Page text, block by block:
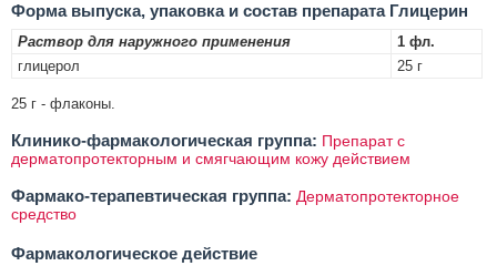
Форма выпуска, упаковка и состав препарата Глицерин
Раствор для наружного применения
1 фл.
глицерол
25 г
25 г - флаконы.
Клинико-фармакологическая группа: Препарат с
дерматопротекторным и смягчающим кожу действием
Фармако-терапевтическая группа: Дерматопротекторное
средство
Фармакологическое действие